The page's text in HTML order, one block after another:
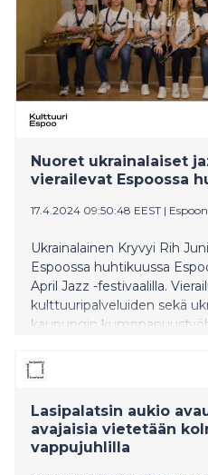
Nuoret ukrainalaiset
vierailevat Espoossa
17.4.2024 09:50:48 EEST |
Ukrainalainen Kryvyi Rih
Espoossa huhtikuussa
April Jazz -festivaalilla.
kulttuuripalveluiden sekä
kaupungin
Lasipalatsin aukio
avajaisia vietetään
vappujuhlilla